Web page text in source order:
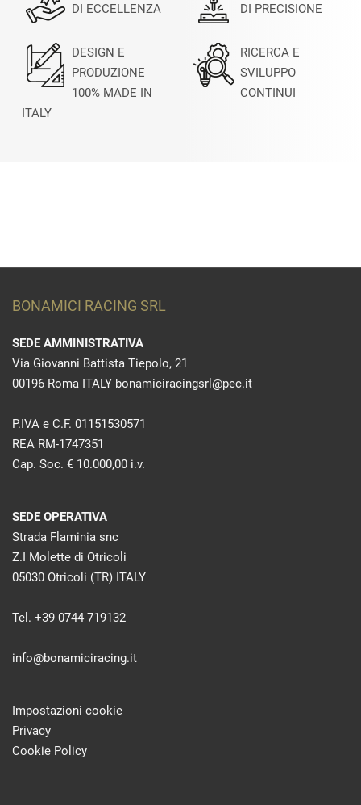
DI ECCELLENZA
DI PRECISIONE
DESIGN E
PRODUZIONE
100% MADE IN
ITALY
RICERCA E
SVILUPPO
CONTINUI
BONAMICI RACING SRL
SEDE AMMINISTRATIVA
Via Giovanni Battista Tiepolo, 21
00196 Roma ITALY bonamiciracingsrl@pec.it
P.IVA e C.F. 01151530571
REA RM-1747351
Cap. Soc. € 10.000,00 i.v.
SEDE OPERATIVA
Strada Flaminia snc
Z.I Molette di Otricoli
05030 Otricoli (TR) ITALY
Tel. +39 0744 719132
info@bonamiciracing.it
Impostazioni cookie
Privacy
Cookie Policy